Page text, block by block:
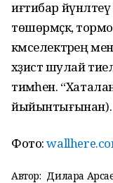
иғтибар йүнәлтеү
төшөрмәҫкә,
кәмселектәрең
хәҙистә шулай
тимәһен.
йыйынтығынан).
Фото:
Автор: Дилара